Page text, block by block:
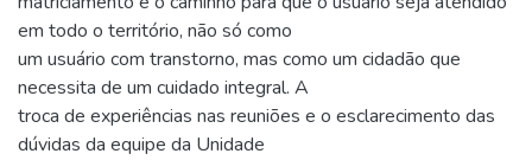
em todo o território, não só como
um usuário com transtorno, mas como um cidadão que
necessita de um cuidado integral. A
troca de experiências nas reuniões e o esclarecimento das
dúvidas da equipe da Unidade